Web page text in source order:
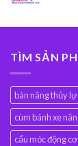
TÌM SẢN
bàn nâng thủy
cùm bánh xe
cẩu móc động